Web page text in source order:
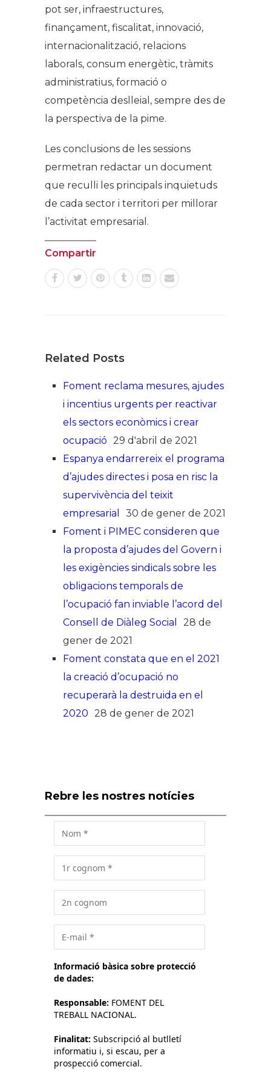
pot ser, infraestructures,
finançament, fiscalitat, innovació,
internacionalització, relacions
laborals, consum energètic, tràmits
administratius, formació o
competència deslleial, sempre des de
la perspectiva de la pime.
Les conclusions de les sessions
permetran redactar un document
que reculli les principals inquietuds
de cada sector i territori per millorar
l’activitat empresarial.
Compartir
Related Posts
Foment reclama mesures, ajudes
i incentius urgents per reactivar
els sectors econòmics i crear
ocupació 29 d'abril de 2021
Espanya endarrereix el programa
d’ajudes directes i posa en risc la
supervivència del teixit
empresarial
30 de gener de 2021
Foment i PIMEC consideren que
la proposta d’ajudes del Govern i
les exigències sindicals sobre les
obligacions temporals de
l’ocupació fan inviable l’acord del
Consell de Diàleg Social
28 de
gener de 2021
Foment constata que en el 2021
la creació d’ocupació no
recuperarà la destruida en el
2020 28 de gener de 2021
Rebre les nostres notícies
Informació bàsica sobre protecció
de dades:
Responsable: FOMENT DEL
TREBALL NACIONAL.
Finalitat: Subscripció al butlletí
informatiu i, si escau, per a
prospecció comercial.